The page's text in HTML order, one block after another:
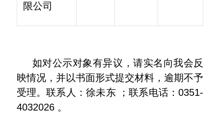
限公司
如对公示对象有异议，请实名向我会反
映情况，并以书面形式提交材料，逾期不予
受理。联系人：徐未东 ；联系电话：0351-
4032026 。